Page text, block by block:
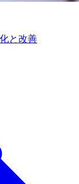
と改善